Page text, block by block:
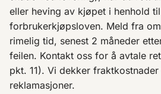
eller heving av kjøpet i henhold til
forbrukerkjøpsloven. Meld fra
rimelig tid, senest 2 måneder
feilen. Kontakt oss for å avtale
pkt. 11). Vi dekker
reklamasjoner.